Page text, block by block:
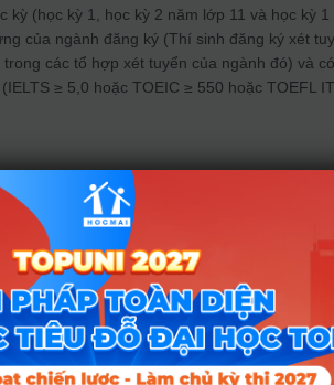
(học kỳ 1, học kỳ 2 năm lớp 11 và học kỳ 1
của ngành đăng ký (Thí sinh đăng ký xét
các tổ hợp xét tuyển của ngành đó) và có
≥ 5,0 hoặc TOEIC ≥ 550 hoặc TOEFL
môn học thuộc tổ hợp của ngành đăng ký
dấu phẩy hai số).
lớp 11 môn 1 + điểm kỳ 1 năm lớp 12 môn